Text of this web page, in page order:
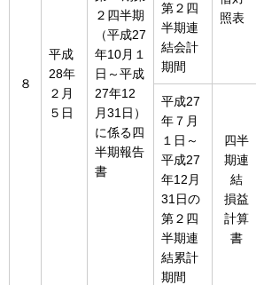
８
平成
28年
２月
５日
２四半期
（平成27
年10月１
日～平成
27年12
月31日）
に係る四
半期報告
書
第２四
半期連
結会計
期間
照表
平成27
年７月
１日～
平成27
年12月
31日の
第２四
半期連
結累計
期間
四半
期連
結
損益
計算
書